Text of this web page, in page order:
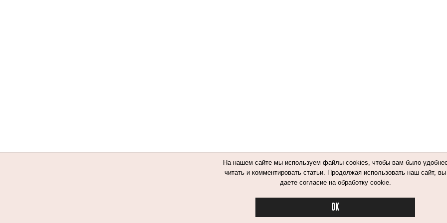
На нашем сайте мы используем файлы cookies, чтобы вам было
читать и комментировать статьи. Продолжая использовать наш сайт, вы
даете согласие на обработку cookie.
OK